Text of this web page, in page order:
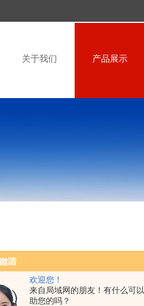
欢迎您！
来自局域网的朋友！有什么可
助您的吗？
关于我们 产品展示
杭州地磅，宁波地磅，湖州地磅